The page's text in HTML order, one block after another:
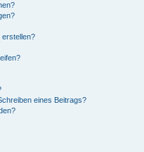
erstellen?
eines Beitrags?